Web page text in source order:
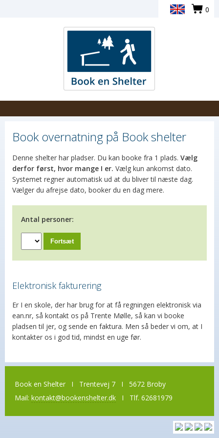
0
Book overnatning på Book shelter
Denne shelter har pladser. Du kan booke fra 1 plads. Vælg
derfor først, hvor mange I er. Vælg kun ankomst dato.
Systemet regner automatisk ud at du bliver til næste dag.
Vælger du afrejse dato, booker du en dag mere.
Antal personer:
Fortsæt
Elektronisk fakturering
Er I en skole, der har brug for at få regningen elektronisk via
ean.nr, så kontakt os på Trente Mølle, så kan vi booke
pladsen til jer, og sende en faktura. Men så beder vi om, at I
kontakter os i god tid, mindst en uge før.
Book en Shelter I Trentevej 7 I 5672 Broby
Mail: kontakt@bookenshelter.dk I Tlf. 62681979